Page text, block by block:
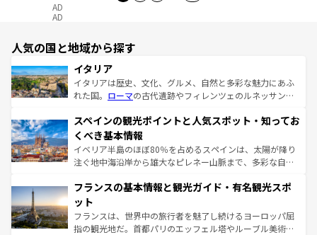
AD
AD
人気の国と地域から探す
イタリア
イタリアは歴史、文化、グルメ、自然と多彩な魅力にあふ
れた国。 ローマの古代遺跡やフィレンツェのルネッサンス
ろん、トスカーナの美しい田園風景やアマルフィ海岸の絶
景など、自然景観も見逃せない。観光の合間には、本場の
ピザやパスタなど、絶品のイタリア料理を堪能することも
できる。朝目覚めてから夜眠るまで、すべての瞬間を楽し
なお、新着のイタリア情報はコンテンツ一覧を参照してほ
しい。
スペインの観光ポイントと人気スポット・知ってお
くべき基本情報
イベリア半島のほぼ80％を占めるスペインは、太陽が降り
注ぐ地中海沿岸から雄大なピレネー山脈まで、多彩な自然
文化が根付くこの国では、情熱的なフラメンコ、熱気あふ
れる闘牛、そして美味しいタパスが生活の一部となってい
る。首都マドリードの洗練された雰囲気や、バルセロナの
アートに溢れた街角から、地方では古代ローマ遺跡や中世
フランスの基本情報と観光ガイド・有名観光スポ
ット
フランスは、世界中の旅行者を魅了し続けるヨーロッパ屈
指の観光地だ。首都パリのエッフェル塔やルーブル美術館